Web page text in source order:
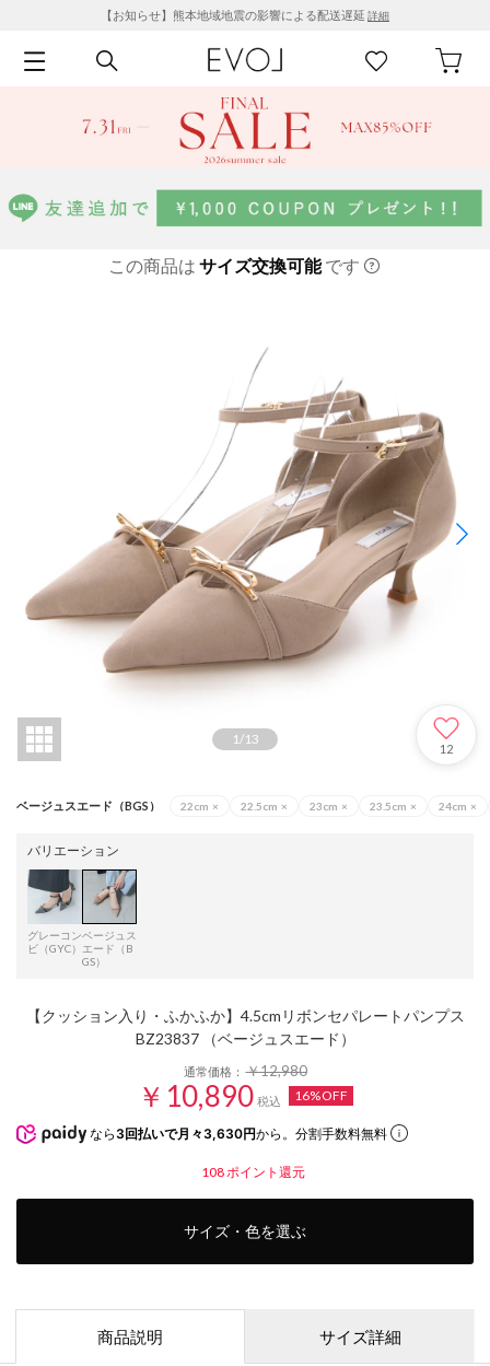
【お知らせ】熊本地域地震の影響による配送遅延 詳細
この商品は サイズ交換可能です
1 /13
12
ベージュスエード（BGS） 22cm × 22.5cm × 23cm × 23.5cm × 24cm ×
バリエーション
グレーコン
ビ（GYC）
ベージュス
エード（B
GS）
【クッション入り・ふかふか】4.5cmリボンセパレートパンプス
BZ23837 （ベージュスエード）
通常価格：￥12,980
￥10,890 税込 16%OFF
なら 3回払いで月々3,630円から。分割手数料無料
108 ポイント還元
サイズ・色を選ぶ
商品説明 サイズ詳細